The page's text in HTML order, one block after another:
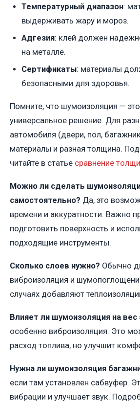
Температурный диапазон:
выдерживать жару и мороз.
Адгезия: клей должен
на металле.
Сертификаты: материалы
безопасными для здоровья.
Помните, что шумоизоляция —
универсальное решение. Для
автомобиля (двери, пол,
материалы и разная толщина.
читайте в статье сравнение
Можно ли сделать
самостоятельно? Да, это
времени и аккуратности. Важно
подготовить поверхность и
подходящие инструменты.
Сколько слоев нужно? Обычно
виброизоляция и
случаях добавляют
Влияет ли шумоизоляция на вес
особенно виброизоляция. Это
расход топлива, но улучшит
Нужна ли шумоизоляция
если там установлен сабвуфер.
вибрации и улучшает звук.